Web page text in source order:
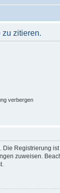
zu zitieren.
verbergen
Registrierung
zuweisen.